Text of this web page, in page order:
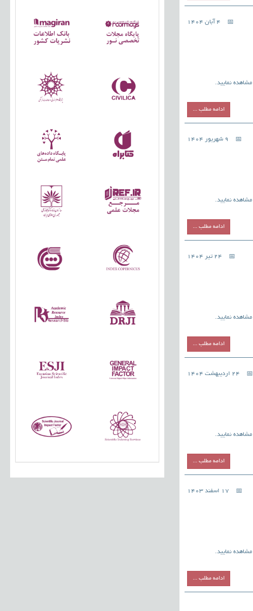
4 آبان 1404
نمایید.
ادامه مطلب ...
9 شهریور 1404
نمایید.
ادامه مطلب ...
24 تیر 1404
نمایید.
ادامه مطلب ...
24 اردیبهشت 1404
نمایید.
ادامه مطلب ...
17 اسفند 1403
نمایید.
ادامه مطلب ...